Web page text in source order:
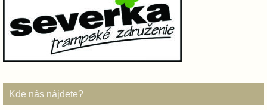
Kde nás nájdete?